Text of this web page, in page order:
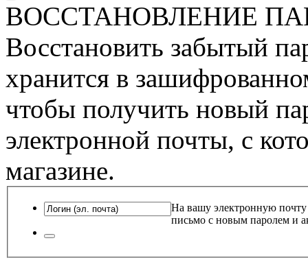
ВОССТАНОВЛЕНИЕ
Восстановить забытый
хранится в
чтобы получить новый
электронной почты, с
магазине.
На вашу электронную почту
письмо с новым паролем и